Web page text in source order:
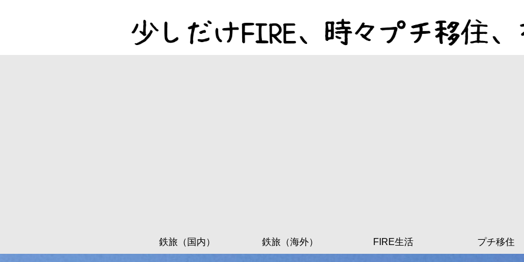
鉄旅（国内） 鉄旅（海外） FIRE生活 プチ移住